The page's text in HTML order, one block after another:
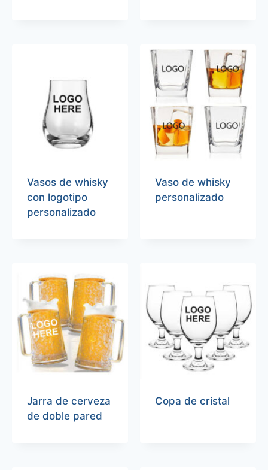
Vasos de whisky
con logotipo
personalizado
Vaso de whisky
personalizado
Jarra de cerveza
de doble pared
Copa de cristal